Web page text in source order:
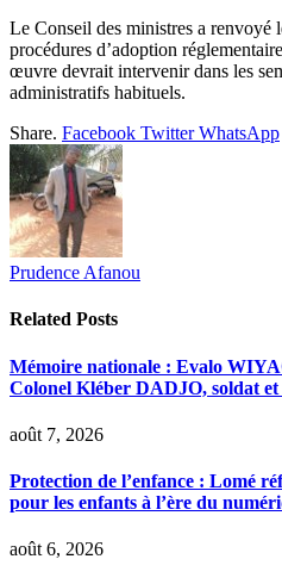
Le Conseil des ministres a renvoyé
procédures d’adoption
œuvre devrait intervenir dans les
administratifs habituels.
Share. Facebook Twitter WhatsApp
Prudence Afanou
Related Posts
Mémoire nationale : Evalo
Colonel Kléber DADJO, soldat
août 7, 2026
Protection de l’enfance : Lomé
pour les enfants à l’ère du
août 6, 2026